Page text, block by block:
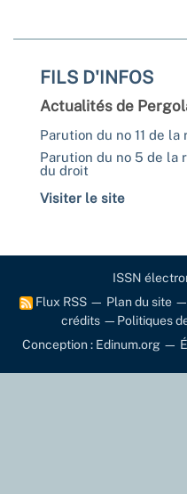
FILS D'INFOS
Actualités de
Parution du no 11 de
Parution du no 5 de la
du droit
Visiter le site
ISSN
Flux RSS — Plan du site —
crédits— Politiques
Conception : Edinum.org —